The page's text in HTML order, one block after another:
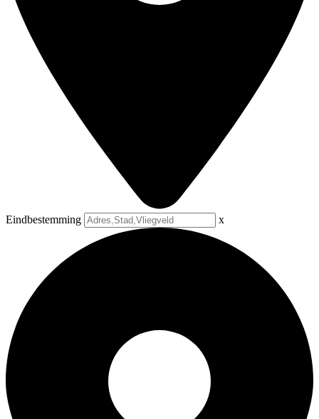
Eindbestemming x